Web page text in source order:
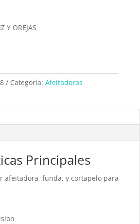
Y OREJAS
Categoría: Afeitadoras
Principales
afeitadora, funda, y cortapelo para